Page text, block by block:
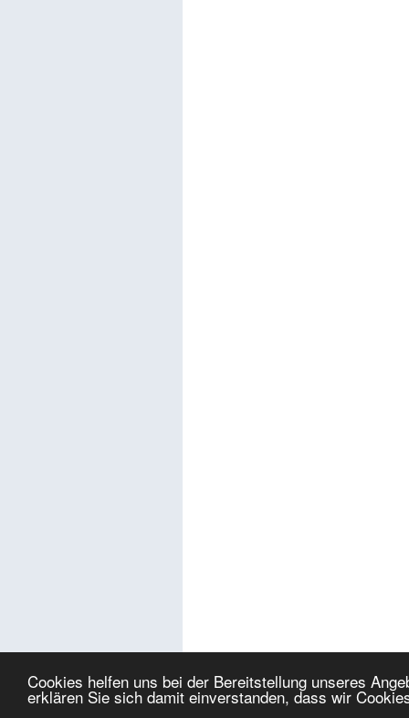
Cookies helfen uns bei der Bereitstellung unseres
erklären Sie sich damit einverstanden, dass wir